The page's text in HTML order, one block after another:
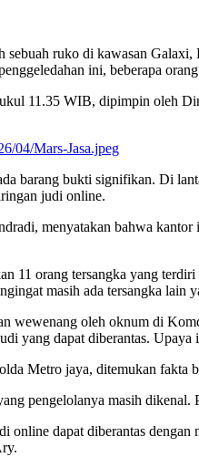
sebuah ruko di kawasan
ini, beberapa
11.35 WIB, dipimpin oleh
barang bukti signifikan. Di
judi online.
menyatakan bahwa kantor
11 orang tersangka yang
masih ada tersangka lain
wewenang oleh oknum di
yang dapat diberantas.
Metro jaya, ditemukan
pengelolanya masih
dapat diberantas